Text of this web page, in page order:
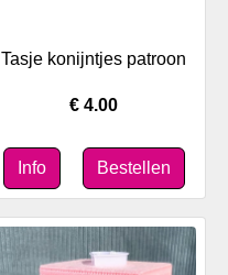
Tasje konijntjes patroon
€ 4.00